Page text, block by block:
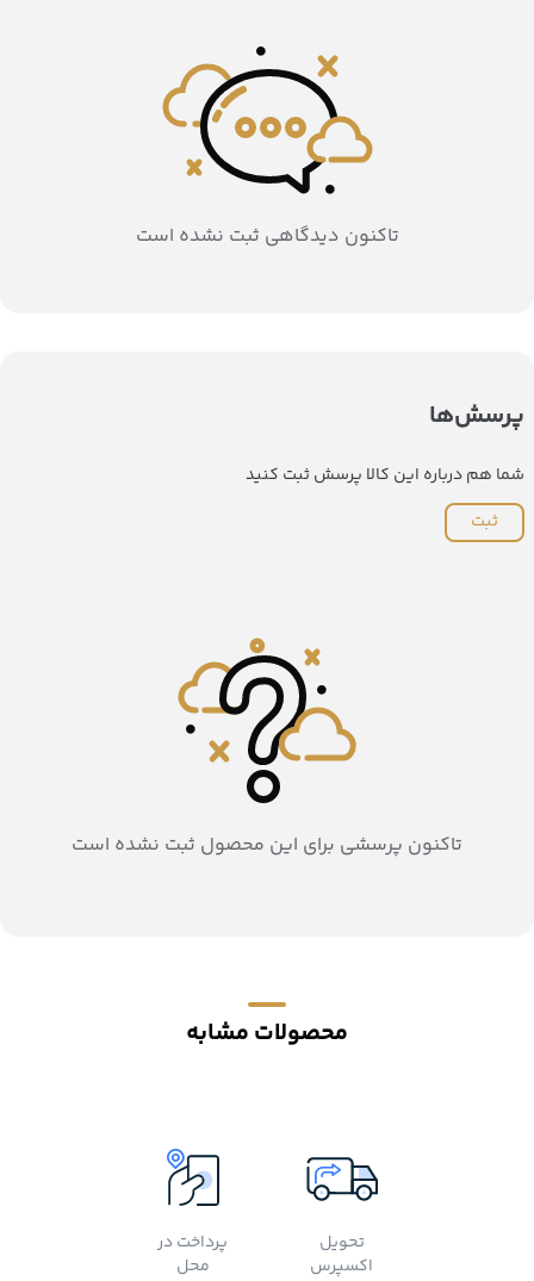
تاکنون دیدگاهی ثبت نشده است
پرسش‌ها
شما هم درباره این کالا پرسش ثبت کنید
ثبت
تاکنون پرسشی برای این محصول ثبت نشده است
محصولات مشابه
تحویل
اکسپرس
پرداخت در
محل